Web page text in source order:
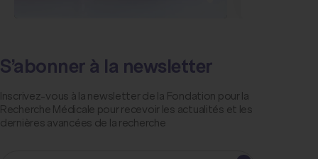
S’abonner à la newsletter
Inscrivez-vous à la newsletter de la Fondation pour la
Recherche Médicale pour recevoir les actualités et les
dernières avancées de la recherche